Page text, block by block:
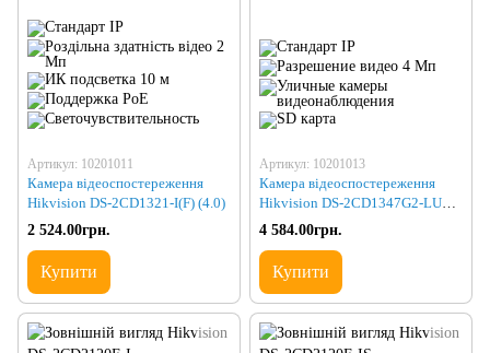
Артикул: 10201011
Камера відеоспостереження
Hikvision DS-2CD1321-I(F) (4.0)
2 524.00грн.
Купити
Артикул: 10201013
Камера відеоспостереження
Hikvision DS-2CD1347G2-LUF
(2.8)
4 584.00грн.
Купити